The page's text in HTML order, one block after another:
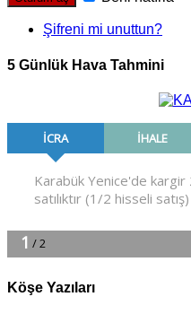
Şifreni mi unuttun?
5 Günlük Hava Tahmini
Köşe Yazıları